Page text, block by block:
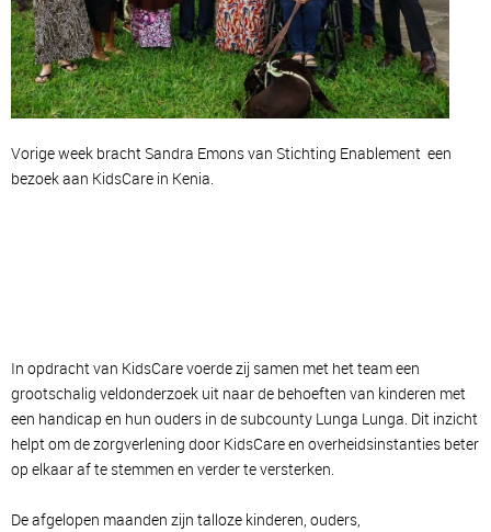
Vorige week bracht Sandra Emons van Stichting Enablement een
bezoek aan KidsCare in Kenia.
In opdracht van KidsCare voerde zij samen met het team een
grootschalig veldonderzoek uit naar de behoeften van kinderen met
een handicap en hun ouders in de subcounty Lunga Lunga. Dit inzicht
helpt om de zorgverlening door KidsCare en overheidsinstanties beter
op elkaar af te stemmen en verder te versterken.
De afgelopen maanden zijn talloze kinderen, ouders,